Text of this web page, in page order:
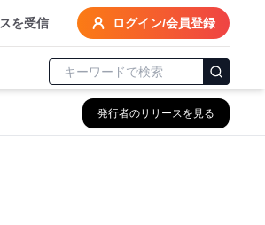
を受信 ログイン/会員登録
発行者のリリースを見る